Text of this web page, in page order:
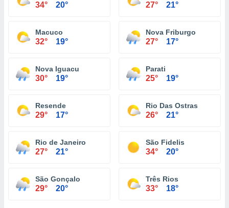
34° 20° 27° 21°
Macuco
32° 19°
Nova Friburgo
27° 17°
Nova Iguacu
30° 19°
Parati
25° 19°
Resende
29° 17°
Rio Das Ostras
26° 21°
Rio de Janeiro
27° 21°
São Fidelis
34° 20°
São Gonçalo
29° 20°
Três Rios
33° 18°